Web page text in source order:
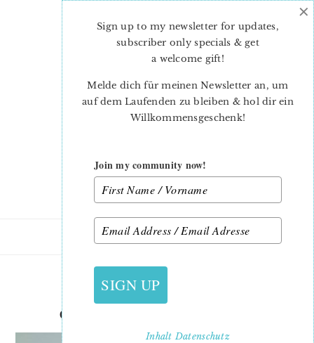
CAT-QUILT-PATTERN-KIM
Sign up to my newsletter for updates,
subscriber only specials & get
a welcome gift!
Melde dich für meinen Newsletter an, um
auf dem Laufenden zu bleiben & hol dir ein
Willkommensgeschenk!
Join my community now!
SIGN UP
InhaltDatenschutz
×